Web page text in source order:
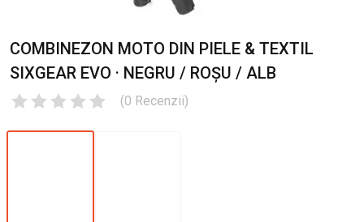
COMBINEZON MOTO DIN PIELE & TEXTIL
SIXGEAR EVO · NEGRU / ROȘU / ALB
(0 Recenzii)